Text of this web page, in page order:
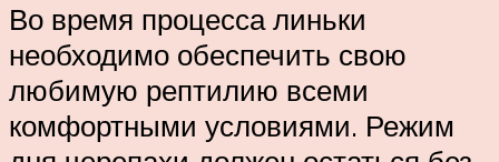
Во время процесса линьки
необходимо обеспечить свою
любимую рептилию всеми
комфортными условиями. Режим